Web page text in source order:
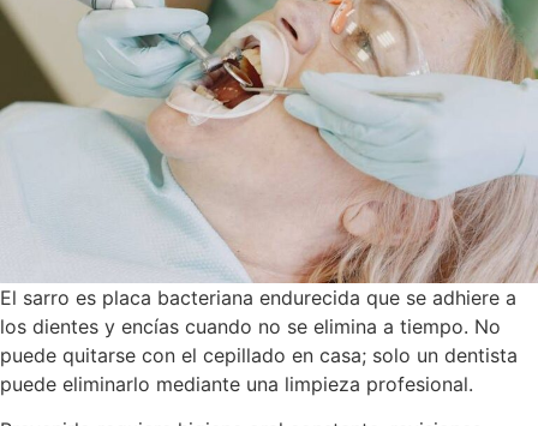
El sarro es placa bacteriana endurecida que se adhiere a
los dientes y encías cuando no se elimina a tiempo. No
puede quitarse con el cepillado en casa; solo un dentista
puede eliminarlo mediante una limpieza profesional.